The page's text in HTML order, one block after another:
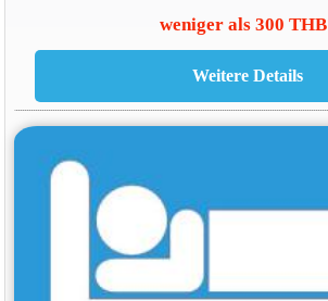
weniger als 300 THB